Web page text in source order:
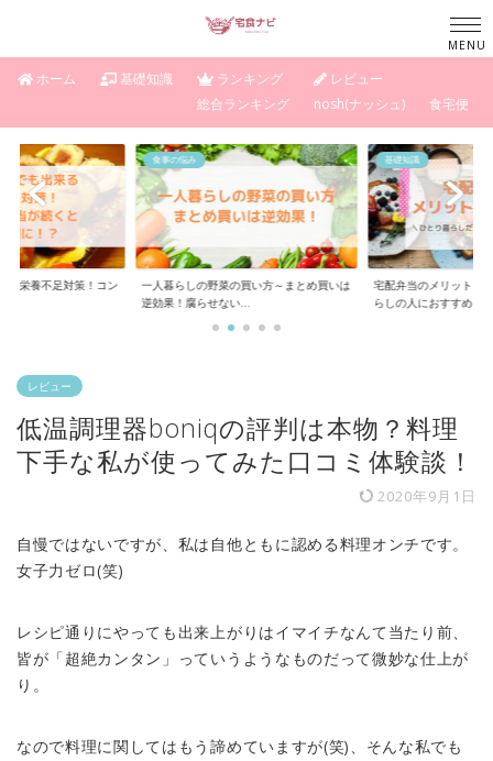
ホーム 基礎知識
ランキング
総合ランキング
レビュー
nosh(ナッシュ)
食宅便
買い方～まとめ買いは
基礎知識
宅配弁当のメリットとデメリット～一人暮
らしの人におすすめ...
基礎知識
宅食サービスを選ぶと
暮らしなら特に注意...
レビュー
低温調理器boniqの評判は本物？料理
下手な私が使ってみた口コミ体験談！
2020年9月1日
自慢ではないですが、私は自他ともに認める料理オンチです。
女子力ゼロ(笑)
レシピ通りにやっても出来上がりはイマイチなんて当たり前、
皆が「超絶カンタン」っていうようなものだって微妙な仕上が
り。
なので料理に関してはもう諦めていますが(笑)、そんな私でも